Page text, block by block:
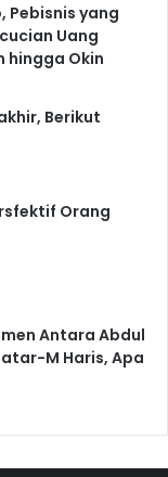
Pebisnis yang
Uang
hingga Okin
Berikut
Orang
Antara Abdul
M Haris, Apa